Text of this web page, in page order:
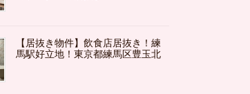
【居抜き物件】飲食店居抜き！練
馬駅好立地！東京都練馬区豊玉北